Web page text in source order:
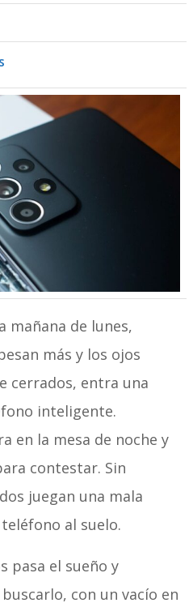
mañana de lunes,
más y los ojos
cerrados, entra una
inteligente.
en la mesa de noche y
contestar. Sin
juegan una mala
al suelo.
pasa el sueño y
con un vacío en